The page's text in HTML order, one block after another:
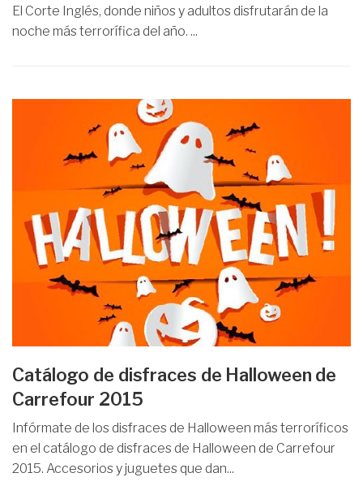
El Corte Inglés, donde niños y adultos disfrutarán de la
noche más terrorífica del año. ...
Catálogo de disfraces de Halloween de
Carrefour 2015
Infórmate de los disfraces de Halloween más terroríficos
en el catálogo de disfraces de Halloween de Carrefour
2015. Accesorios y juguetes que dan...